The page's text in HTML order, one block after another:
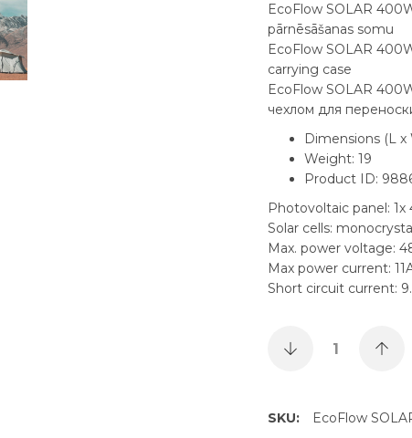
EcoFlow SOLAR
pārnēsāšanas somu
EcoFlow SOLAR
carrying case
EcoFlow SOLAR
чехлом для
Dimensions (L x
Weight: 19
Product ID:
Photovoltaic panel: 1x
Solar cells:
Max. power voltage:
Max power current:
Short circuit current:
SKU:
EcoFlow